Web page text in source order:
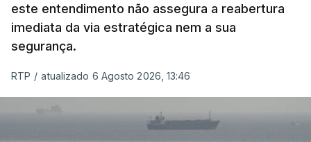
caso de ataque.
Segundo um funcionário do Conselho de Paz, a
organização está na “fase final de preparação de
este entendimento não assegura a reabertura
imediata da via estratégica nem a sua
segurança.
RTP / atualizado 6 Agosto 2026, 13:46